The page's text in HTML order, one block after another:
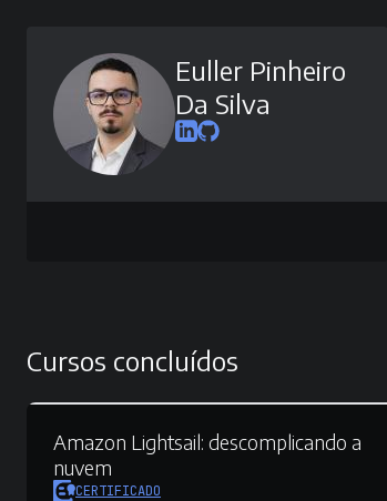
Euller Pinheiro
Da Silva
Cursos concluídos
Amazon Lightsail: descomplicando a
nuvem
CERTIFICADO